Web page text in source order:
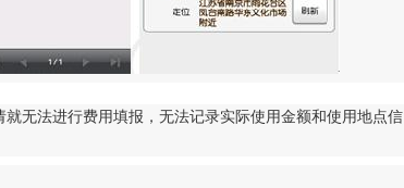
无法进行费用填报，无法记录实际使用金额和使用地点信